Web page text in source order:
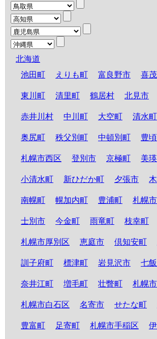
北海道
池田町
えりも町 富良野市 喜
東川町 清里町 鶴居村 北見市
赤井川村 中川町 大空町 清水町
奥尻町 秩父別町 中頓別町 豊
札幌市西区 登別市 京極町 美
小清水町 新ひだか町 夕張市
南幌町 幌加内町 豊浦町 札幌
士別市 今金町 雨竜町 枝幸町
札幌市厚別区 恵庭市 倶知安町
訓子府町 標津町 岩見沢市 七
奈井江町 増毛町 壮瞥町 札幌
札幌市白石区 名寄市 せたな町
豊富町 足寄町 札幌市手稲区